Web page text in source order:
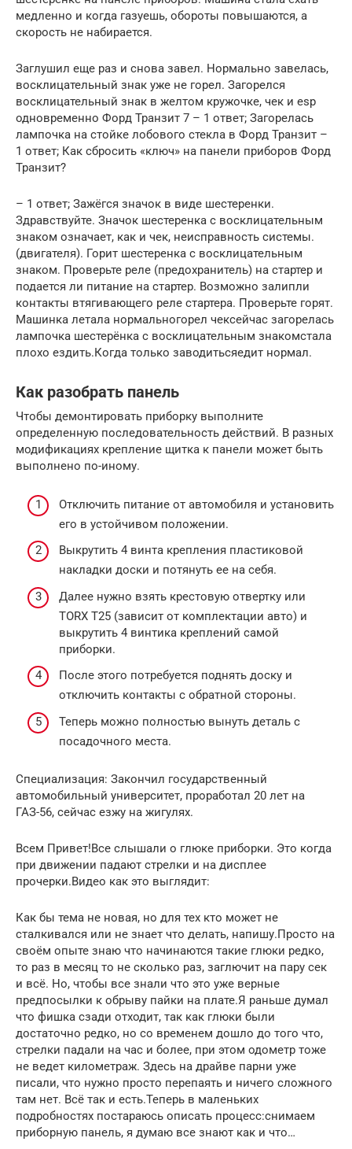
медленно и когда газуешь, обороты повышаются, а
скорость не набирается.
Заглушил еще раз и снова завел. Нормально завелась,
восклицательный знак уже не горел. Загорелся
восклицательный знак в желтом кружочке, чек и esp
одновременно Форд Транзит 7 – 1 ответ; Загорелась
лампочка на стойке лобового стекла в Форд Транзит –
1 ответ; Как сбросить «ключ» на панели приборов Форд
Транзит?
– 1 ответ; Зажёгся значок в виде шестеренки.
Здравствуйте. Значок шестеренка с восклицательным
знаком означает, как и чек, неисправность системы.
(двигателя). Горит шестеренка с восклицательным
знаком. Проверьте реле (предохранитель) на стартер и
подается ли питание на стартер. Возможно залипли
контакты втягивающего реле стартера. Проверьте горят.
Машинка летала нормальногорел чексейчас загорелась
лампочка шестерёнка с восклицательным знакомстала
плохо ездить.Когда только заводитьсяедит нормал.
Как разобрать панель
Чтобы демонтировать приборку выполните
определенную последовательность действий. В разных
модификациях крепление щитка к панели может быть
выполнено по-иному.
Отключить питание от автомобиля и установить
его в устойчивом положении.
Выкрутить 4 винта крепления пластиковой
накладки доски и потянуть ее на себя.
Далее нужно взять крестовую отвертку или
TORX T25 (зависит от комплектации авто) и
выкрутить 4 винтика креплений самой
приборки.
После этого потребуется поднять доску и
отключить контакты с обратной стороны.
Теперь можно полностью вынуть деталь с
посадочного места.
Специализация: Закончил государственный
автомобильный университет, проработал 20 лет на
ГАЗ-56, сейчас езжу на жигулях.
Всем Привет!Все слышали о глюке приборки. Это когда
при движении падают стрелки и на дисплее
прочерки.Видео как это выглядит:
Как бы тема не новая, но для тех кто может не
сталкивался или не знает что делать, напишу.Просто на
своём опыте знаю что начинаются такие глюки редко,
то раз в месяц то не сколько раз, заглючит на пару сек
и всё. Но, чтобы все знали что это уже верные
предпосылки к обрыву пайки на плате.Я раньше думал
что фишка сзади отходит, так как глюки были
достаточно редко, но со временем дошло до того что,
стрелки падали на час и более, при этом одометр тоже
не ведет километраж. Здесь на драйве парни уже
писали, что нужно просто перепаять и ничего сложного
там нет. Всё так и есть.Теперь в маленьких
подробностях постараюсь описать процесс:снимаем
приборную панель, я думаю все знают как и что…